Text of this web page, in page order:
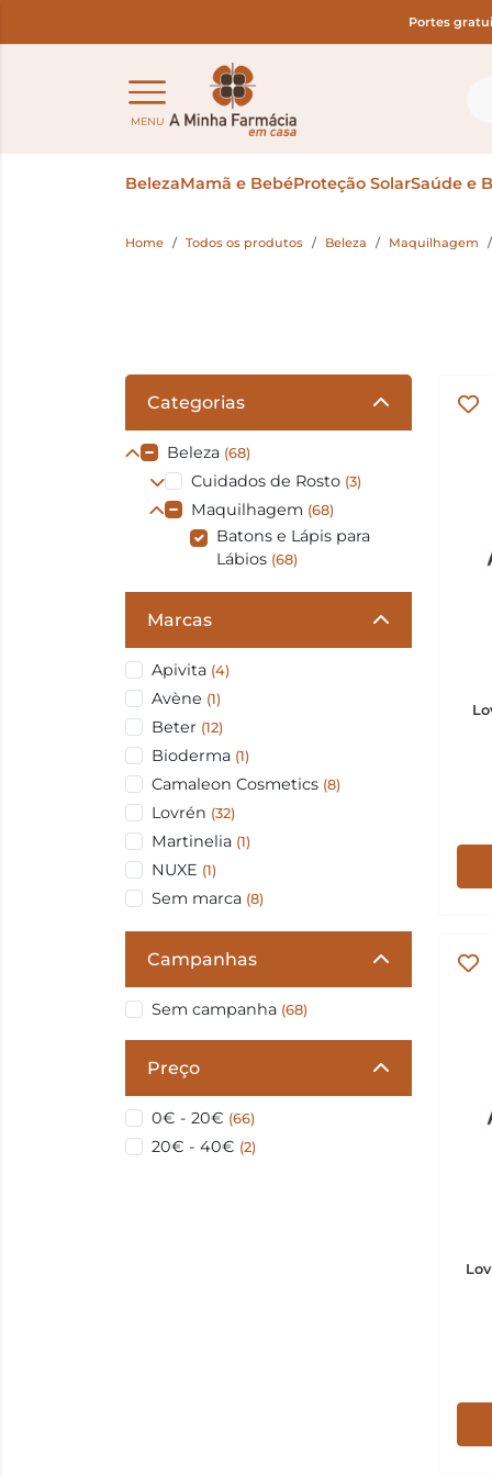
Portes
MENU
BelezaMamã e BebéProteção SolarSaúde e
Home Todos os produtos Beleza Maquilhagem
Categorias
Beleza (68)
Cuidados de Rosto (3)
Maquilhagem (68)
Batons e Lápis para
Lábios (68)
Marcas
Apivita (4)
Avène (1)
Beter (12)
Bioderma (1)
Camaleon Cosmetics (8)
Lovrén (32)
Martinelia (1)
NUXE (1)
Sem marca (8)
Campanhas
Sem campanha (68)
Preço
0€ - 20€ (66)
20€ - 40€ (2)